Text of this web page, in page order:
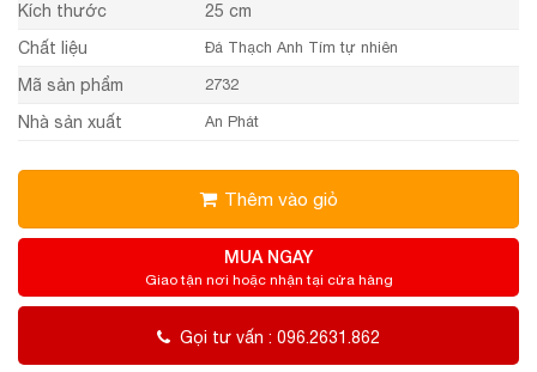
Kích thước
25 cm
Chất liệu
Đá Thạch Anh Tím tự nhiên
Mã sản phẩm 2732
Nhà sản xuất An Phát
Thêm vào giỏ
MUA NGAY
Giao tận nơi hoặc nhận tại cửa hàng
Gọi tư vấn : 096.2631.862